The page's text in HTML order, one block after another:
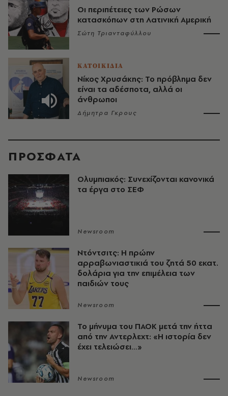
Οι περιπέτειες των Ρώσων
κατασκόπων στη Λατινική Αμερική
Σώτη Τριανταφύλλου
ΚΑΤΟΙΚΙΔΙΑ
Νίκος Χρυσάκης: Το πρόβλημα δεν
είναι τα αδέσποτα, αλλά οι
άνθρωποι
Δήμητρα Γκρους
ΠΡΟΣΦΑΤΑ
Ολυμπιακός: Συνεχίζονται κανονικά
τα έργα στο ΣΕΦ
Newsroom
Ντόντσιτς: Η πρώην
αρραβωνιαστικιά του ζητά 50 εκατ.
δολάρια για την επιμέλεια των
παιδιών τους
Newsroom
Το μήνυμα του ΠΑΟΚ μετά την ήττα
από την Αντερλεχτ: «Η ιστορία δεν
έχει τελειώσει…»
Newsroom